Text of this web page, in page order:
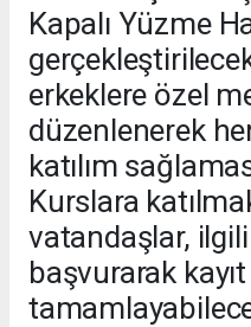
Kapalı Yüzme
erkeklere özel
düzenlenerek
katılım
Kurslara
vatandaşlar,
başvurarak